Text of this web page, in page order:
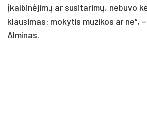
įkalbinėjimų ar susitarimų, nebuvo
klausimas: mokytis muzikos ar ne“,
Alminas.